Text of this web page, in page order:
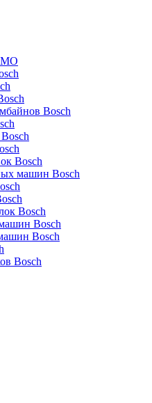
Bosch
Bosch
машин Bosch
Bosch
Bosch
Bosch
Bosch